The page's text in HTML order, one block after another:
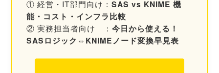
① 経営・IT部門向け：SAS vs KNIME 機
能・コスト・インフラ比較
② 実務担当者向け ：今日から使える！
SASロジック⇔KNIMEノード変換早見表